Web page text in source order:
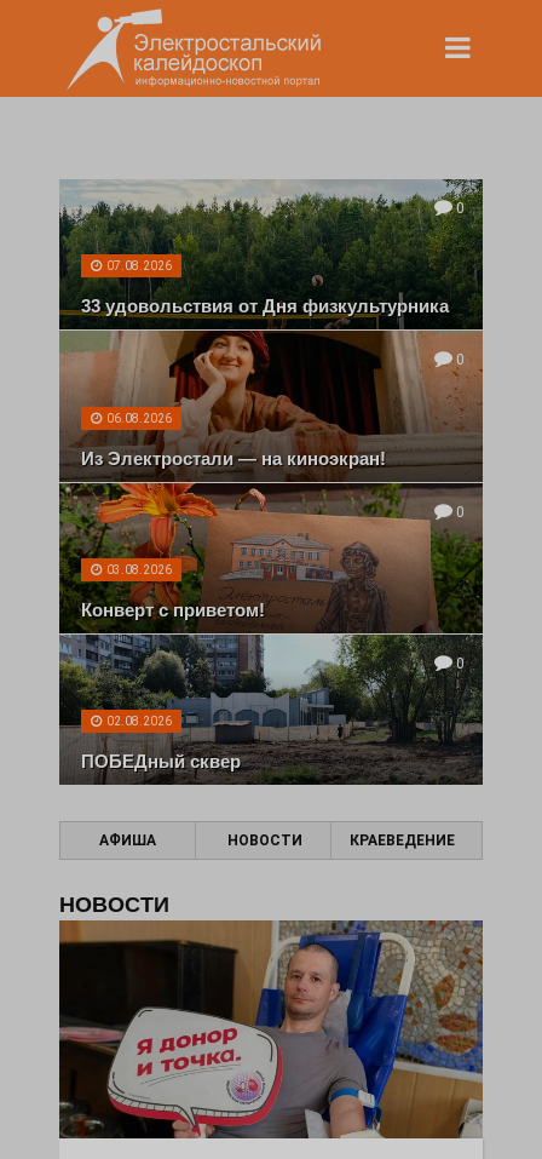
0
07.08.2026
33 удовольствия от Дня физкультурника
0
06.08.2026
Из Электростали — на киноэкран!
0
03.08.2026
Конверт с приветом!
0
02.08.2026
ПОБЕДный сквер
АФИША НОВОСТИ КРАЕВЕДЕНИЕ
НОВОСТИ